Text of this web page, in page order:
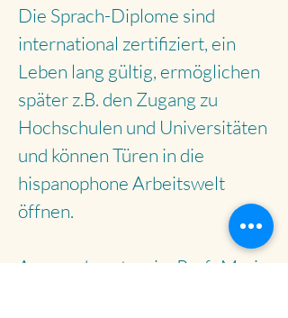
Die Sprach-Diplome sind
international zertifiziert, ein
Leben lang gültig, ermöglichen
später z.B. den Zugang zu
Hochschulen und Universitäten
und können Türen in die
hispanophone Arbeitswelt
öffnen.
Ansprechpartnerin: Prof. Maria